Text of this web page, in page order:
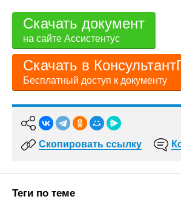
Скачать документ
на сайте Ассистентус
Скачать в
Бесплатный доступ к документу
Скопировать ссылку
Теги по теме